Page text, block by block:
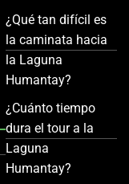
¿Qué tan difícil es
la caminata hacia
la Laguna
Humantay?
¿Cuánto tiempo
dura el tour a la
Laguna
Humantay?